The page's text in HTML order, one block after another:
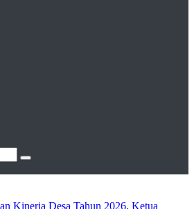
Kinerja Desa Tahun 2026, Ketua